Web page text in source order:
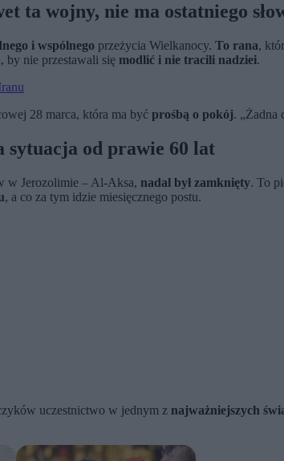
ta wojny, nie ma ostatniego
i wspólnego przeżycia Wielkanocy. To rana,
by nie przestawali się modlić i nie tracili nadziei.
28 marca, która ma być prośbą o pokój. „Żadna
sytuacja od prawie 60 lat
w Jerozolimie – Al-Aksa, nadal był zamknięty. To
, a co za tym idzie miesięcznego postu.
uczestnictwo w jednym z najważniejszych